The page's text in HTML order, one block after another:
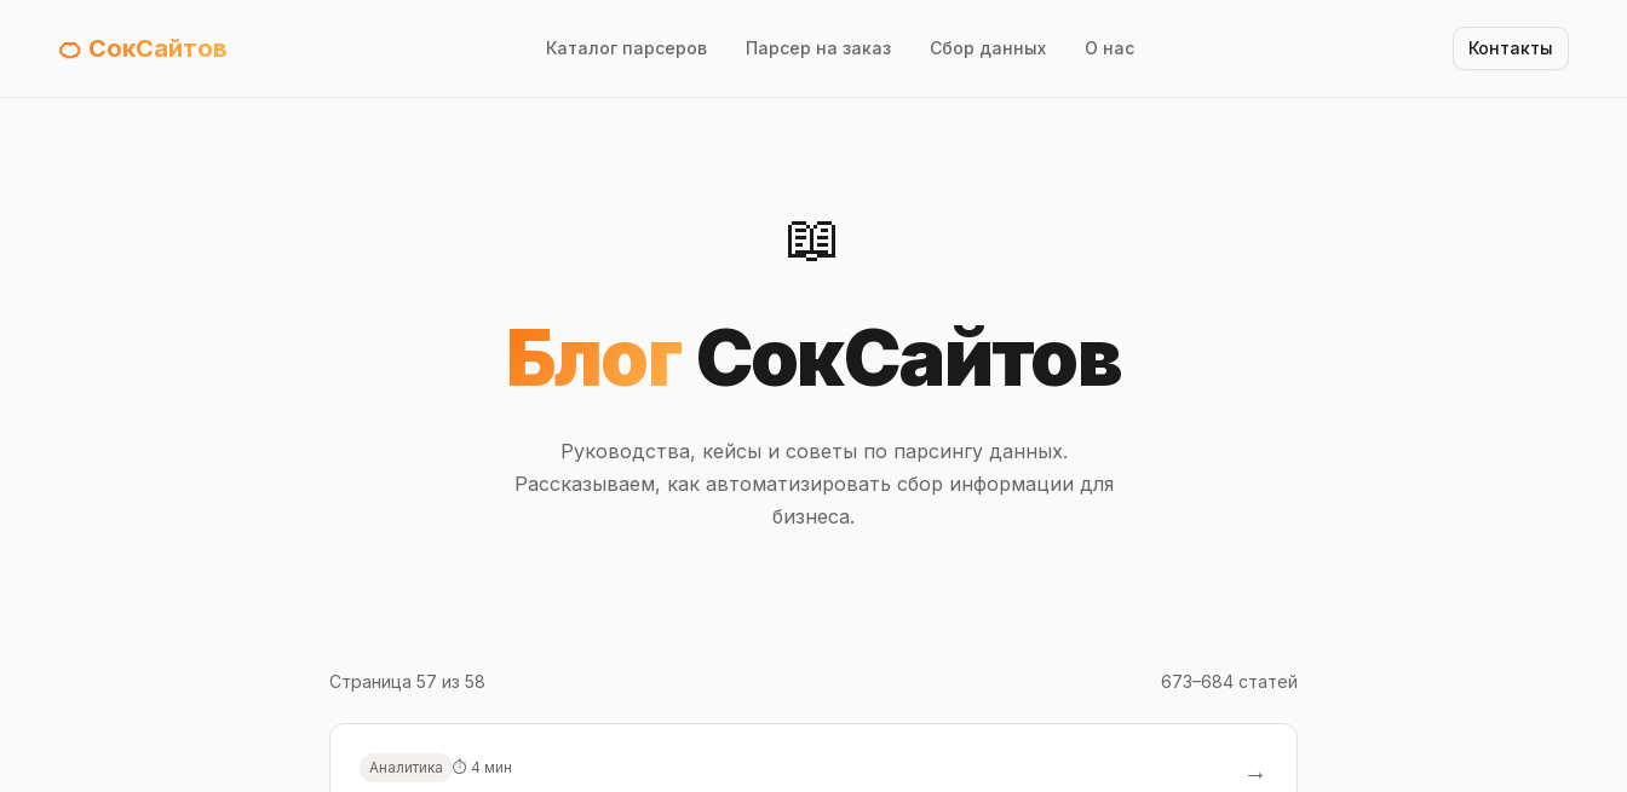
🍊 СокСайтов Каталог парсеров Парсер на заказ Сбор данных О нас Контакты
📖
БлогСокСайтов
Руководства, кейсы и советы по парсингу данных.
Рассказываем, как автоматизировать сбор информации для
бизнеса.
Страница 57 из 58 673–684 статей
Аналитика ⏱ 4 мин →